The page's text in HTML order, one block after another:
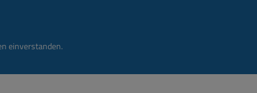
einverstanden.